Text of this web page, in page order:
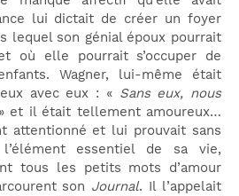
lui dictait de créer un foyer
lequel son génial époux pourrait
où elle pourrait s’occuper de
Wagner, lui-même était
avec eux : « Sans eux, nous
et il était tellement amoureux…
attentionné et lui prouvait sans
essentiel de sa vie,
tous les petits mots d’amour
son Journal. Il l’appelait